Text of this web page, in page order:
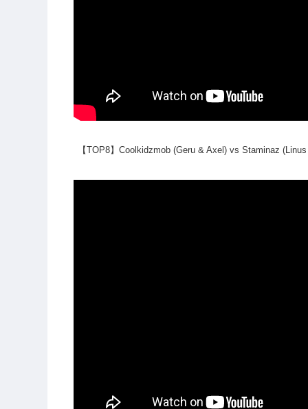
【TOP8】Coolkidzmob (Geru & Axel) vs Staminaz